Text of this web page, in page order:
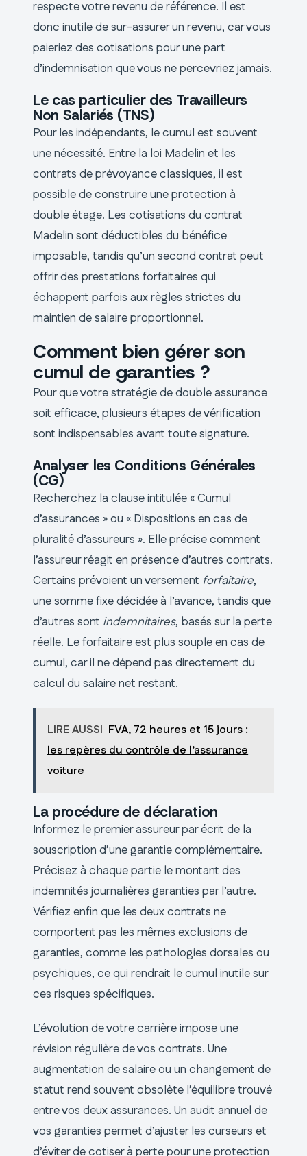
respecte votre revenu de référence. Il est
donc inutile de sur-assurer un revenu, car vous
paieriez des cotisations pour une part
d’indemnisation que vous ne percevriez jamais.
Le cas particulier des Travailleurs
Non Salariés (TNS)
Pour les indépendants, le cumul est souvent
une nécessité. Entre la loi Madelin et les
contrats de prévoyance classiques, il est
possible de construire une protection à
double étage. Les cotisations du contrat
Madelin sont déductibles du bénéfice
imposable, tandis qu’un second contrat peut
offrir des prestations forfaitaires qui
échappent parfois aux règles strictes du
maintien de salaire proportionnel.
Comment bien gérer son
cumul de garanties ?
Pour que votre stratégie de double assurance
soit efficace, plusieurs étapes de vérification
sont indispensables avant toute signature.
Analyser les Conditions Générales
(CG)
Recherchez la clause intitulée « Cumul
d’assurances » ou « Dispositions en cas de
pluralité d’assureurs ». Elle précise comment
l’assureur réagit en présence d’autres contrats.
Certains prévoient un versement forfaitaire,
une somme fixe décidée à l’avance, tandis que
d’autres sont indemnitaires, basés sur la perte
réelle. Le forfaitaire est plus souple en cas de
cumul, car il ne dépend pas directement du
calcul du salaire net restant.
LIRE AUSSI FVA, 72 heures et 15 jours :
les repères du contrôle de l’assurance
voiture
La procédure de déclaration
Informez le premier assureur par écrit de la
souscription d’une garantie complémentaire.
Précisez à chaque partie le montant des
indemnités journalières garanties par l’autre.
Vérifiez enfin que les deux contrats ne
comportent pas les mêmes exclusions de
garanties, comme les pathologies dorsales ou
psychiques, ce qui rendrait le cumul inutile sur
ces risques spécifiques.
L’évolution de votre carrière impose une
révision régulière de vos contrats. Une
augmentation de salaire ou un changement de
statut rend souvent obsolète l’équilibre trouvé
entre vos deux assurances. Un audit annuel de
vos garanties permet d’ajuster les curseurs et
d’éviter de cotiser à perte pour une protection